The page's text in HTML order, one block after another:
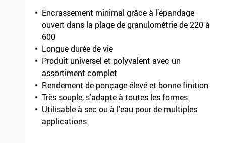
Largeur
115mm
Grain/finesse
240
Unité de conditionnement
3017.7881.0240
Longueur 50000mm
Largeur
115mm
Grain/finesse
320
Unité de conditionnement
Encrassement minimal grâce à l’épandage
ouvert dans la plage de granulométrie de 220 à
600
Longue durée de vie
Produit universel et polyvalent avec un
assortiment complet
Rendement de ponçage élevé et bonne finition
Très souple, s’adapte à toutes les formes
Utilisable à sec ou à l’eau pour de multiples
applications